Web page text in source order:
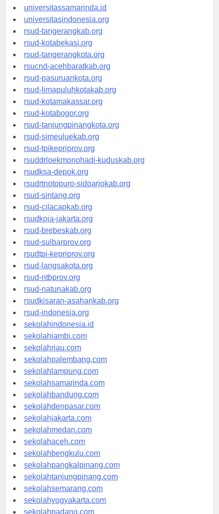
universitasjakarta.id
universitassamarinda.id
universitasindonesia.org
rsud-tangerangkab.org
rsud-kotabekasi.org
rsud-tangerangkota.org
rsucnd-acehbaratkab.org
rsud-pasuruankota.org
rsud-limapuluhkotakab.org
rsud-kotamakassar.org
rsud-kotabogor.org
rsud-tanjungpinangkota.org
rsud-simeuluekab.org
rsud-tpikepriprov.org
rsuddrloekmonohadi-kuduskab.org
rsudksa-depok.org
rsudrtnotopuro-sidoarjokab.org
rsud-sintang.org
rsud-cilacapkab.org
rsudkoja-jakarta.org
rsud-brebeskab.org
rsud-sulbarprov.org
rsudtpi-kepriprov.org
rsud-langsakota.org
rsud-ntbprov.org
rsud-natunakab.org
rsudkisaran-asahankab.org
rsud-indonesia.org
sekolahindonesia.id
sekolahjambi.com
sekolahriau.com
sekolahpalembang.com
sekolahlampung.com
sekolahsamarinda.com
sekolahbandung.com
sekolahdenpasar.com
sekolahjakarta.com
sekolahmedan.com
sekolahaceh.com
sekolahbengkulu.com
sekolahpangkalpinang.com
sekolahtanjungpinang.com
sekolahsemarang.com
sekolahyogyakarta.com